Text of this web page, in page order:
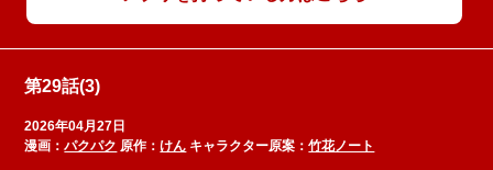
第29話(3)
2026年04月27日
漫画：パクパク 原作：けん キャラクター原案：竹花ノート